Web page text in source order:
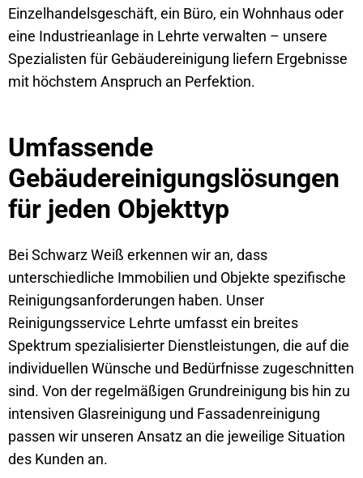
Einzelhandelsgeschäft, ein Büro, ein Wohnhaus oder
eine Industrieanlage in Lehrte verwalten – unsere
Spezialisten für Gebäudereinigung liefern Ergebnisse
mit höchstem Anspruch an Perfektion.
Umfassende
Gebäudereinigungslösungen
für jeden Objekttyp
Bei SchwarzWeiß erkennen wir an, dass
unterschiedliche Immobilien und Objekte spezifische
Reinigungsanforderungen haben. Unser
Reinigungsservice Lehrte umfasst ein breites
Spektrum spezialisierter Dienstleistungen, die auf die
individuellen Wünsche und Bedürfnisse zugeschnitten
sind. Von der regelmäßigen Grundreinigung bis hin zu
intensiven Glasreinigung und Fassadenreinigung
passen wir unseren Ansatz an die jeweilige Situation
des Kunden an.